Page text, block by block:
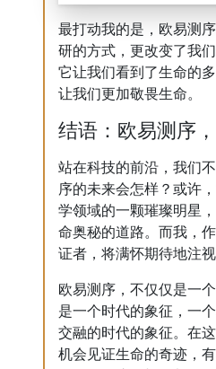
最打动我的是，欧易测
研的方式，更改变了我们
它让我们看到了生命的
让我们更加敬畏生命。
结语：欧易测序
站在科技的前沿，我们
序的未来会怎样？或许
学领域的一颗璀璨明星
命奥秘的道路。而我，
证者，将满怀期待地注视
欧易测序，不仅仅是一
是一个时代的象征，一
交融的时代的象征。在
机会见证生命的奇迹，